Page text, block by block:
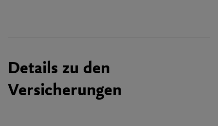
Details zu den
Versicherungen